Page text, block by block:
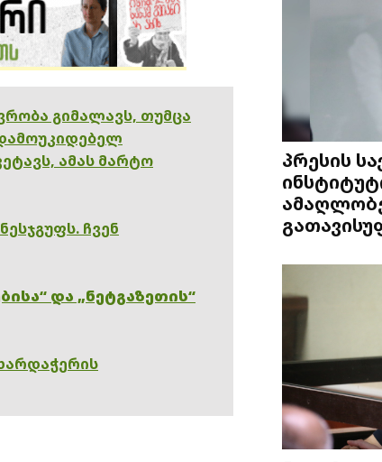
გიმალავს, თუმცა
ამას მარტო
ჩვენ
და „ნეტგაზეთის“
პრესის